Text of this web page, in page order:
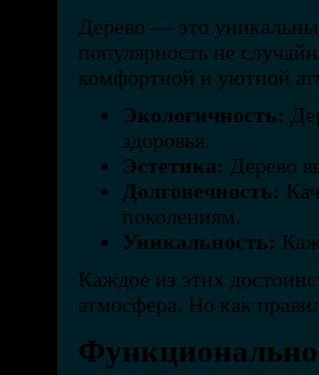
Дерево — это
популярность не
комфортной и уютной
Экологичность:
здоровья.
Эстетика: Дерево
Долговечность:
поколениям.
Уникальность:
Каждое из этих
атмосфера. Но как